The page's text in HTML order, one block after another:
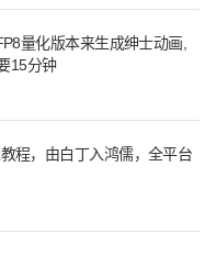
量化版本来生成绅士动画,
15分钟
程，由白丁入鸿儒，全平台